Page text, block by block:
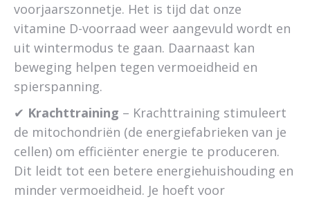
voorjaarszonnetje. Het is tijd dat onze
vitamine D-voorraad weer aangevuld wordt en
uit wintermodus te gaan. Daarnaast kan
beweging helpen tegen vermoeidheid en
spierspanning.
✔ Krachttraining – Krachttraining stimuleert
de mitochondriën (de energiefabrieken van je
cellen) om efficiënter energie te produceren.
Dit leidt tot een betere energiehuishouding en
minder vermoeidheid. Je hoeft voor